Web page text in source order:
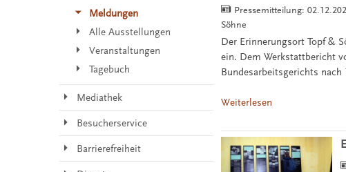
Pressemitteilung:
Söhne
Der Erinnerungsort Topf &
ein. Dem Werkstattbericht
Bundesarbeitsgerichts
Weiterlesen
Meldungen
Alle Ausstellungen
Veranstaltungen
Tagebuch
Mediathek
Besucherservice
Barrierefreiheit